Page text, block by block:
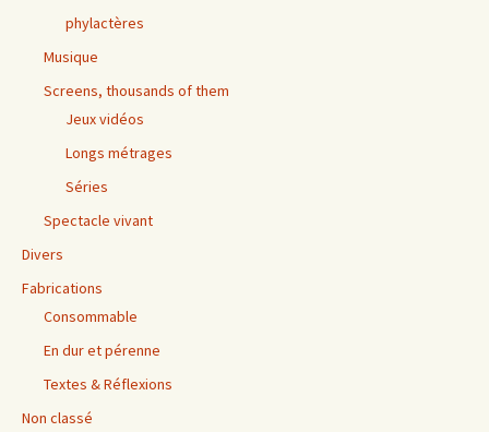
phylactères
Musique
Screens, thousands of them
Jeux vidéos
Longs métrages
Séries
Spectacle vivant
Divers
Fabrications
Consommable
En dur et pérenne
Textes & Réflexions
Non classé